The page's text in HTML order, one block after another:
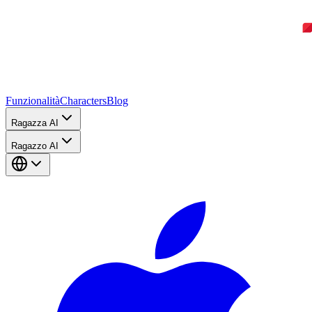
FunzionalitàCharactersBlog
Ragazza AI
Ragazzo AI